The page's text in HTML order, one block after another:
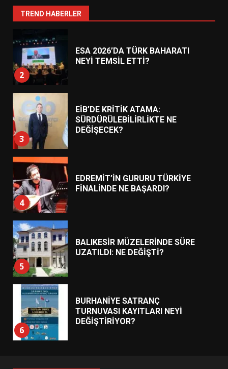
TREND HABERLER
1
2
ESA 2026’DA TÜRK BAHARATI
NEYİ TEMSİL ETTİ?
3
EİB’DE KRİTİK ATAMA:
SÜRDÜRÜLEBİLİRLİKTE NE
DEĞİŞECEK?
4
EDREMİT’İN GURURU TÜRKİYE
FİNALİNDE NE BAŞARDI?
5
BALIKESİR MÜZELERİNDE SÜRE
UZATILDI: NE DEĞİŞTİ?
6
BURHANİYE SATRANÇ
TURNUVASI KAYITLARI NEYİ
DEĞİŞTİRİYOR?